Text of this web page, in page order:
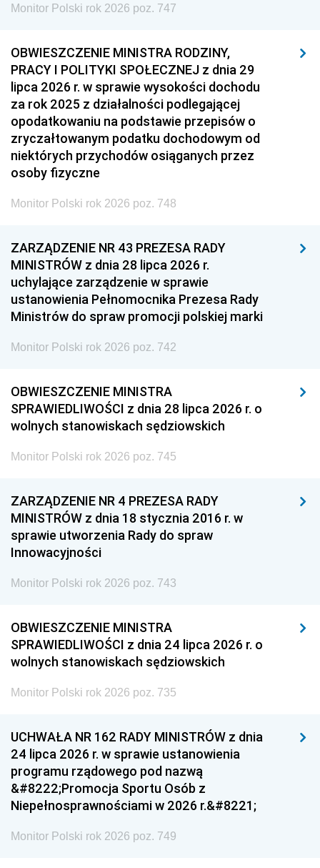
Monitor Polski rok 2026 poz. 747
OBWIESZCZENIE MINISTRA RODZINY,
PRACY I POLITYKI SPOŁECZNEJ z dnia 29
lipca 2026 r. w sprawie wysokości dochodu
za rok 2025 z działalności podlegającej
opodatkowaniu na podstawie przepisów o
zryczałtowanym podatku dochodowym od
niektórych przychodów osiąganych przez
osoby fizyczne
Monitor Polski rok 2026 poz. 748
ZARZĄDZENIE NR 43 PREZESA RADY
MINISTRÓW z dnia 28 lipca 2026 r.
uchylające zarządzenie w sprawie
ustanowienia Pełnomocnika Prezesa Rady
Ministrów do spraw promocji polskiej marki
Monitor Polski rok 2026 poz. 742
OBWIESZCZENIE MINISTRA
SPRAWIEDLIWOŚCI z dnia 28 lipca 2026 r. o
wolnych stanowiskach sędziowskich
Monitor Polski rok 2026 poz. 745
ZARZĄDZENIE NR 4 PREZESA RADY
MINISTRÓW z dnia 18 stycznia 2016 r. w
sprawie utworzenia Rady do spraw
Innowacyjności
Monitor Polski rok 2026 poz. 743
OBWIESZCZENIE MINISTRA
SPRAWIEDLIWOŚCI z dnia 24 lipca 2026 r. o
wolnych stanowiskach sędziowskich
Monitor Polski rok 2026 poz. 735
UCHWAŁA NR 162 RADY MINISTRÓW z dnia
24 lipca 2026 r. w sprawie ustanowienia
programu rządowego pod nazwą
&#8222;Promocja Sportu Osób z
Niepełnosprawnościami w 2026 r.&#8221;
Monitor Polski rok 2026 poz. 749